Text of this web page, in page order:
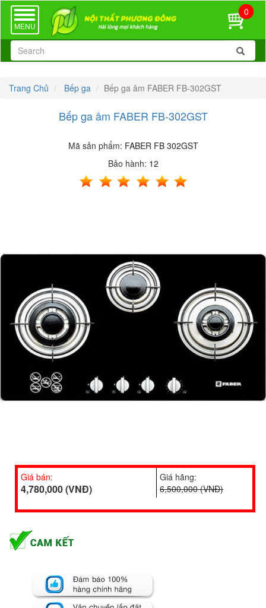
TOGGLE
NAVIGATION
MENU
0
Trang Chủ Bếp ga Bếp ga âm FABER FB-302GST
Bếp ga âm FABER FB-302GST
Mã sản phẩm: FABER FB 302GST
Bảo hành: 12
Giá bán:
4,780,000 (VNĐ)
Giá hãng:
6,500,000 (VNĐ)